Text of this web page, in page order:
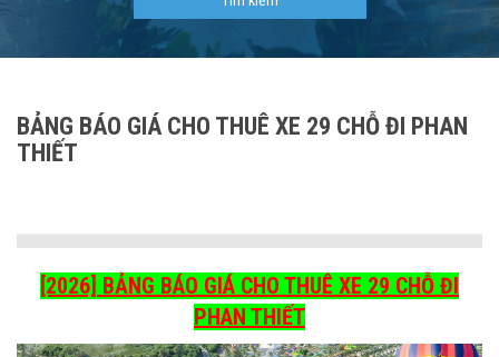
BẢNG BÁO GIÁ CHO THUÊ XE 29 CHỖ ĐI PHAN
THIẾT
[2026] BẢNG BÁO GIÁ CHO THUÊ XE 29 CHỖ ĐI
PHAN THIẾT